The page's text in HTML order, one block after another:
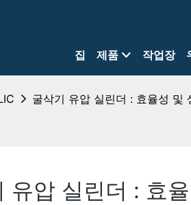
집 제품 작업장
굴삭기 유압 실린더 : 효율성 및
유압 실린더 : 효